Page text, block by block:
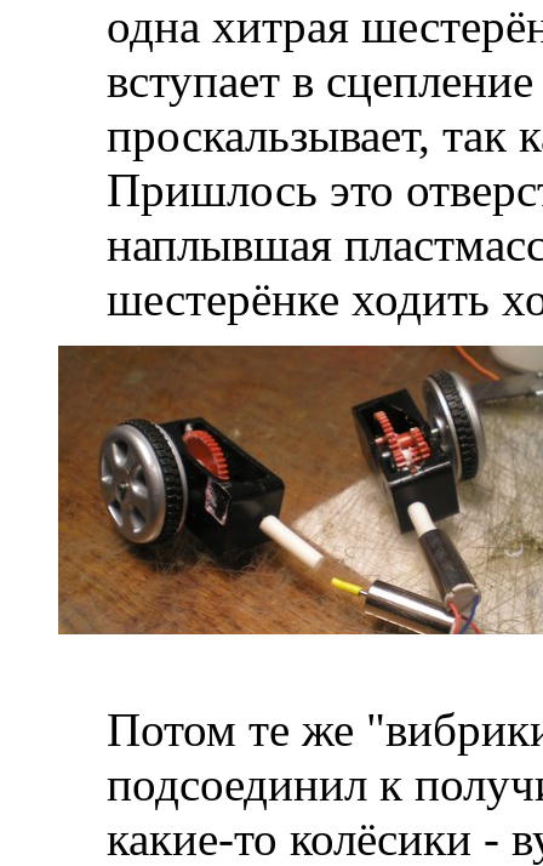
одна хитрая
вступает в
проскальзывает, так
Пришлось это
наплывшая
шестерёнке ходить
Потом те же
подсоединил к
какие-то колёсики -